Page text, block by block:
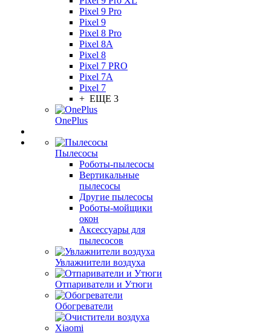
Pixel 9 Pro
Pixel 9
Pixel 8 Pro
Pixel 8A
Pixel 8
Pixel 7 PRO
Pixel 7A
Pixel 7
+ ЕЩЕ 3
OnePlus
Пылесосы
Роботы-пылесосы
Вертикальные
пылесосы
Другие пылесосы
Роботы-мойщики
окон
Аксессуары для
пылесосов
Увлажнители воздуха
Отпариватели и Утюги
Обогреватели